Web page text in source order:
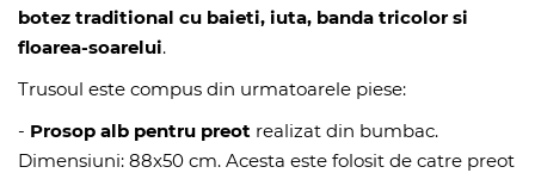
botez traditional cu baieti, iuta, banda tricolor si
floarea-soarelui.
Trusoul este compus din urmatoarele piese:
- Prosop alb pentru preot realizat din bumbac.
Dimensiuni: 88x50 cm. Acesta este folosit de catre preot